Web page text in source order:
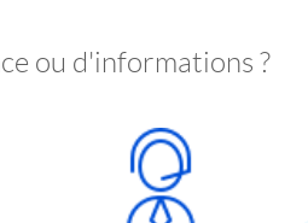
ou d'informations ?